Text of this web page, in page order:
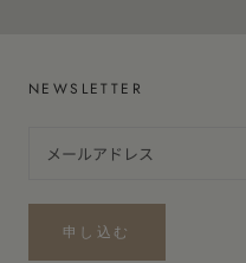
NEWSLETTER
申し込む